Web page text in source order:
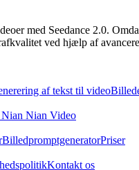
med Seedance 2.0.
ved hjælp af
af tekst til video
Nian Video
BilledpromptgeneratorPriser
Kontakt os